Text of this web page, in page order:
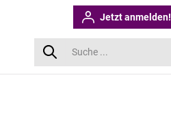
Jetzt anmelden!